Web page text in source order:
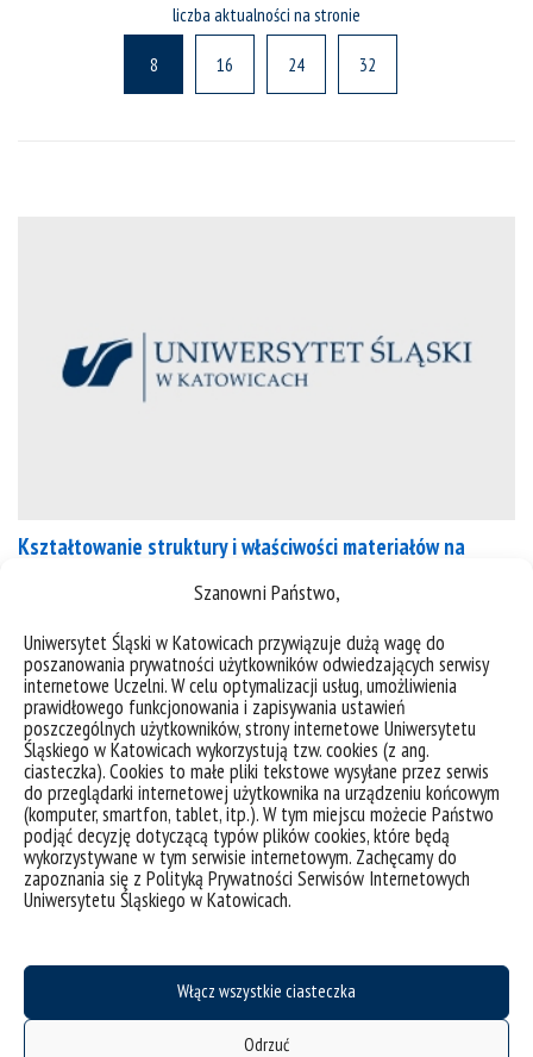
Szanowni Państwo,
Uniwersytet Śląski w Katowicach przywiązuje dużą wagę do
poszanowania prywatności użytkowników odwiedzających serwisy
internetowe Uczelni. W celu optymalizacji usług, umożliwienia
prawidłowego funkcjonowania i zapisywania ustawień
poszczególnych użytkowników, strony internetowe Uniwersytetu
Śląskiego w Katowicach wykorzystują tzw. cookies (z ang.
ciasteczka). Cookies to małe pliki tekstowe wysyłane przez serwis
do przeglądarki internetowej użytkownika na urządzeniu końcowym
(komputer, smartfon, tablet, itp.). W tym miejscu możecie Państwo
podjąć decyzję dotyczącą typów plików cookies, które będą
wykorzystywane w tym serwisie internetowym. Zachęcamy do
zapoznania się z Polityką Prywatności Serwisów Internetowych
Uniwersytetu Śląskiego w Katowicach.
Włącz wszystkie ciasteczka
Odrzuć
liczba aktualności na stronie
8 16 24 32
Kształtowanie struktury i właściwości materiałów na
Opis tematuSkład zespołuOpis tematu Lider: dr inż.
Krzysztof Aniołek Tytan i jego stopy ze względu na
ponadprzeciętne właściwości użytkowe należą do
grupy materiałów metalicznych szeroko
stosowanych w inżynierii technicznej oraz
medycynie. Materiały te cechują się dużą
odpornością korozyjną, niską gęstością oraz wysoką
wytrzymałością mechaniczną. Oprócz
niepodważalnych zalet materiały te jednak
kategorie:
stopy magnezu struktura tytan i jego stopy